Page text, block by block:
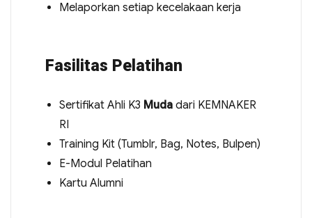
Melaporkan setiap kecelakaan kerja
Fasilitas Pelatihan
Sertifikat Ahli K3 Mudadari KEMNAKER
RI
Training Kit (Tumblr, Bag, Notes, Bulpen)
E-Modul Pelatihan
Kartu Alumni